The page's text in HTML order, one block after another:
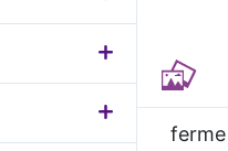
ferme